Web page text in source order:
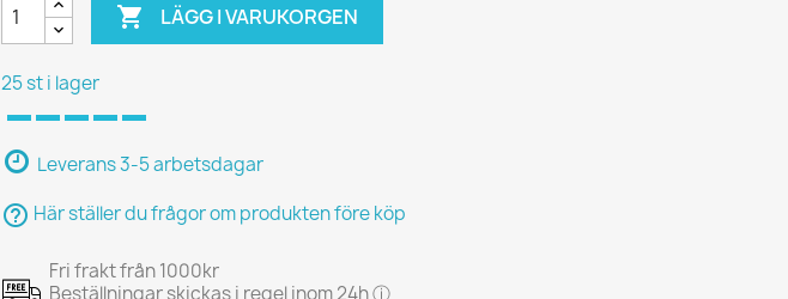
 LÄGG I VARUKORGEN
25 st i lager
Leverans 3-5 arbetsdagar
help_outline Här ställer du frågor om produkten före köp
Fri frakt från 1000kr
Beställningar skickas i regel inom 24h ⓘ